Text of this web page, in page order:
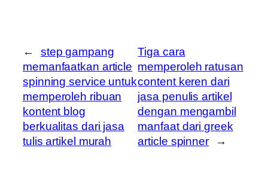
←
step gampang
memanfaatkan article
spinning service untuk
memperoleh ribuan
kontent blog
berkualitas dari jasa
tulis artikel murah
Tiga cara
memperoleh ratusan
content keren dari
jasa penulis artikel
dengan mengambil
manfaat dari greek
article spinner
→